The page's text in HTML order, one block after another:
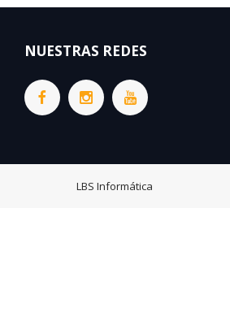
NUESTRAS REDES
LBS Informática